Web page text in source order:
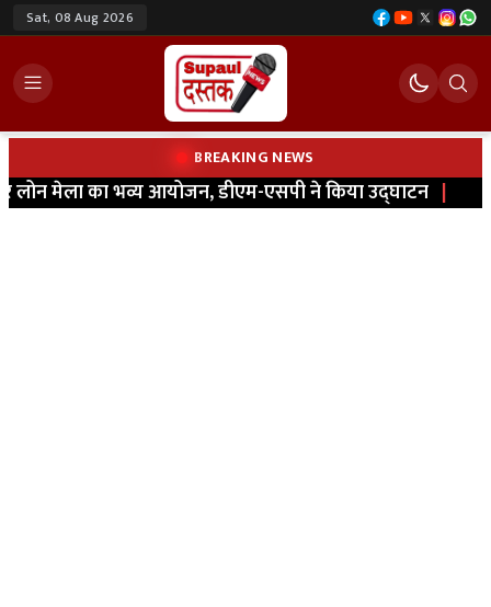
Sat, 08 Aug 2026
BREAKING NEWS
मेला का भव्य आयोजन, डीएम-एसपी ने किया उद्घाटन |